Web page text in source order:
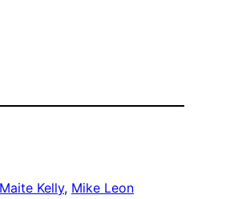
Maite Kelly, Mike Leon